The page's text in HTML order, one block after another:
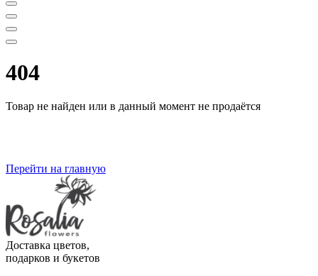
404
Товар не найден или в данный момент не продаётся
Перейти на главную
Доставка цветов,
подарков и букетов